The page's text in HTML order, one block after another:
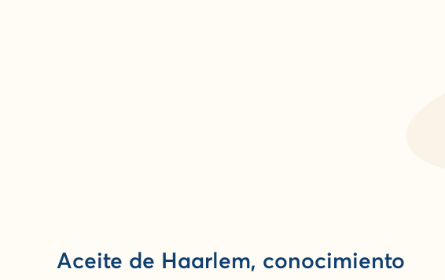
Aceite de Haarlem, conocimiento